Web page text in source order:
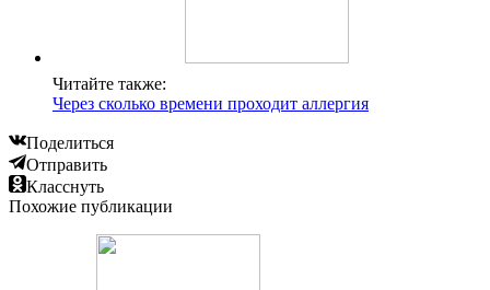
Читайте также:
Через сколько времени проходит аллергия
Поделиться
Отправить
Класснуть
Похожие публикации